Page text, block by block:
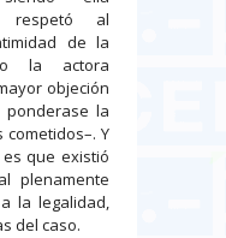
respetó al
de la
la actora
objeción
la
Y
que existió
plenamente
la legalidad,
del caso.